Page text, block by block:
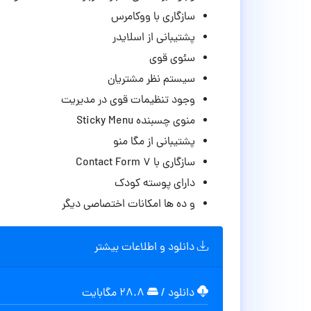
سازگاری با ووکامرس
پشتیبانی از اسلایدر
سئوی قوی
سیستم نظر مشتریان
وجود تنظیمات قوی در مدیریت
منوی چسبنده Sticky Menu
پشتیبانی از مگا منو
سازگاری با Contact Form 7
دارای پوسته کودک
و ده ها امکانات اختصاصی دیگر
دانلود و اطلاعات بیشتر
دانلود /